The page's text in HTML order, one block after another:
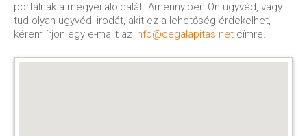
TEÁOR SZÁMOK '08
ENGEDÉLYKÖTELES
KAPCSOLAT
portálnak a megyei aloldalát. Amennyiben Ön ügyvéd, vagy
tud olyan ügyvédi irodát, akit ez a lehetőség érdekelhet,
kérem írjon egy e-mailt az info@cegalapitas.net címre.